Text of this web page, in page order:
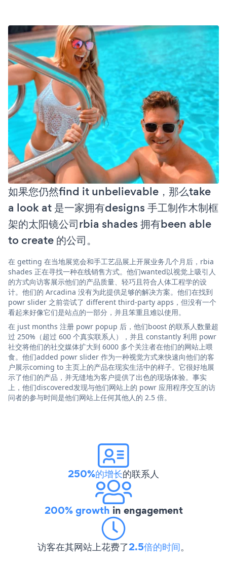
如果您仍然find it unbelievable，那么take
a look at 是一家拥有designs 手工制作木制框
架的太阳镜公司rbia shades 拥有been able
to create 的公司。
在 getting 在当地展览会和手工艺品展上开展业务几个月后，rbia
shades 正在寻找一种在线销售方式。他们wanted以视觉上吸引人
的方式向访客展示他们的产品质量、轻巧且符合人体工程学的设
计。他们的 Arcadina 没有为此提供足够的解决方案。他们在找到
powr slider 之前尝试了 different third-party apps，但没有一个
看起来好像它们是站点的一部分，并且笨重且难以使用。
在 just months 注册 powr popup 后，他们boost 的联系人数量超
过 250%（超过 600 个真实联系人），并且 constantly 利用 powr
社交将他们的社交媒体扩大到 6000 多个关注者在他们的网站上喂
食。他们added powr slider 作为一种视觉方式来快速向他们的客
户展示coming to 主页上的产品在现实生活中的样子。它很好地展
示了他们的产品，并无缝地为客户提供了出色的现场体验。事实
上，他们discovered发现与他们网站上的 powr 应用程序交互的访
问者的参与时间是他们网站上任何其他人的 2.5 倍。
250%的增长的联系人
200% growth in engagement
访客在其网站上花费了2.5倍的时间。